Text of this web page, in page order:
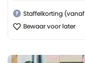
? Staffelkorting (vanaf
Bewaar voor later